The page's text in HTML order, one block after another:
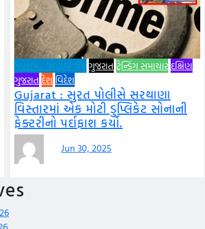
ગુજરાત ટ્રેન્ડિંગ સમાચાર દક્ષિણ
ગુજરાત દેશ વિદેશ
Gujarat : સુરત પોલીસે સરથાણા
વિસ્તારમાં એક મોટી ડુપ્લિકેટ સોનાની
ફેક્ટરીનો પર્દાફાશ કર્યો.
Jun 30, 2025